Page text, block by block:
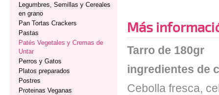
Legumbres, Semillas y Cereales
en grano
Pan Tortas Crackers
Pastas
Patés Vegetales y Cremas de
Untar
Perros y Gatos
Platos preparados
Postres
Proteinas Veganas
Más
Tarro de 180gr
ingredientes de
Cebolla fresca,